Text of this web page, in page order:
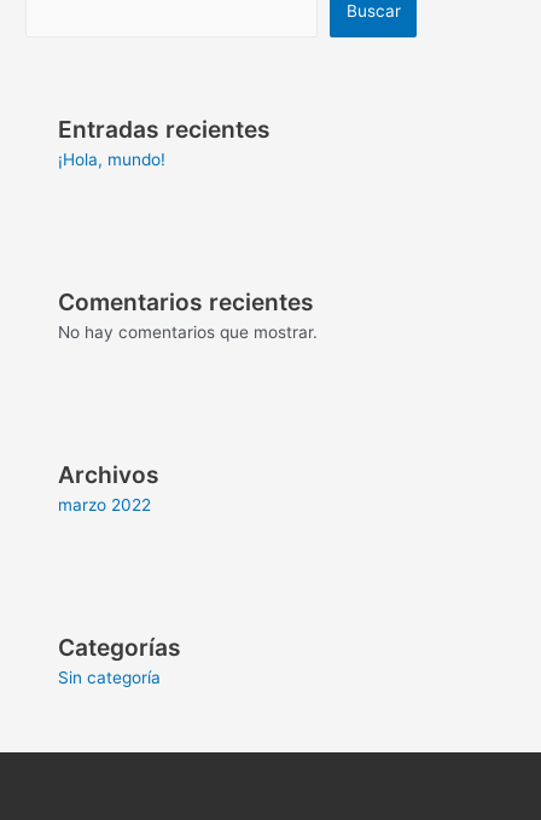
Buscar
Entradas recientes
¡Hola, mundo!
Comentarios recientes
No hay comentarios que mostrar.
Archivos
marzo 2022
Categorías
Sin categoría